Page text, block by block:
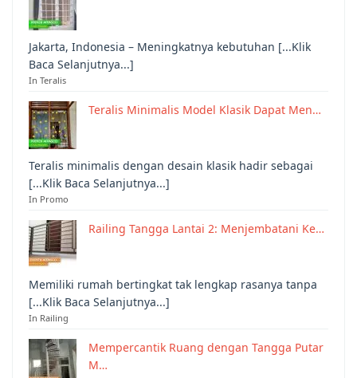
Jakarta, Indonesia – Meningkatnya kebutuhan [...Klik
Baca Selanjutnya...]
In Teralis
Teralis Minimalis Model Klasik Dapat Men…
Teralis minimalis dengan desain klasik hadir sebagai
[...Klik Baca Selanjutnya...]
In Promo
Railing Tangga Lantai 2: Menjembatani Ke…
Memiliki rumah bertingkat tak lengkap rasanya tanpa
[...Klik Baca Selanjutnya...]
In Railing
Mempercantik Ruang dengan Tangga Putar
M…